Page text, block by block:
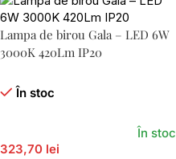
Lampa de birou Gala – LED 6W
3000K 420Lm IP20
În stoc
323,70 lei
În stoc